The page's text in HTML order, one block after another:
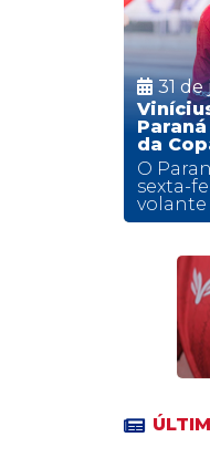
31
da
O
sexta-
volante